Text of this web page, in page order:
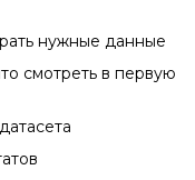
нужные данные
смотреть в первую